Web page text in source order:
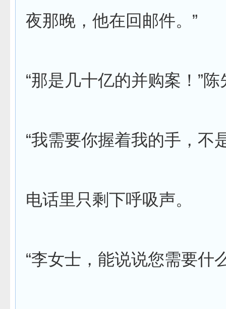
夜那晚，他在回邮件。”
“那是几十亿的并购案！”
“我需要你握着我的手，不
电话里只剩下呼吸声。
“李女士，能说说您需要什